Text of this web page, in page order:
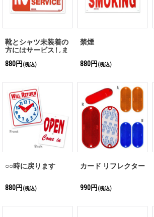
靴とシャツ未装着の
方にはサービスしま
880円 (税込)
禁煙
880円 (税込)
○○時に戻ります
880円 (税込)
カード リフレクター
990円 (税込)